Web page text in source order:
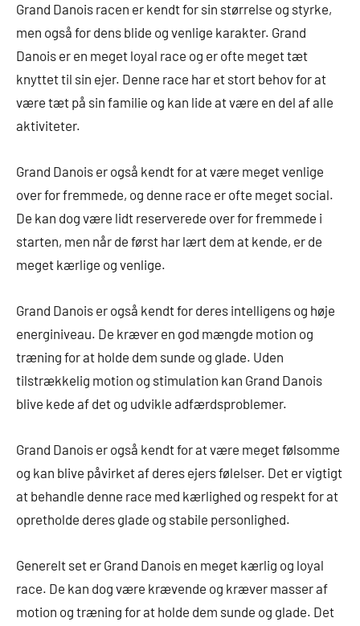
Grand Danois racen er kendt for sin størrelse og styrke,
men også for dens blide og venlige karakter. Grand
Danois er en meget loyal race og er ofte meget tæt
knyttet til sin ejer. Denne race har et stort behov for at
være tæt på sin familie og kan lide at være en del af alle
aktiviteter.
Grand Danois er også kendt for at være meget venlige
over for fremmede, og denne race er ofte meget social.
De kan dog være lidt reserverede over for fremmede i
starten, men når de først har lært dem at kende, er de
meget kærlige og venlige.
Grand Danois er også kendt for deres intelligens og høje
energiniveau. De kræver en god mængde motion og
træning for at holde dem sunde og glade. Uden
tilstrækkelig motion og stimulation kan Grand Danois
blive kede af det og udvikle adfærdsproblemer.
Grand Danois er også kendt for at være meget følsomme
og kan blive påvirket af deres ejers følelser. Det er vigtigt
at behandle denne race med kærlighed og respekt for at
opretholde deres glade og stabile personlighed.
Generelt set er Grand Danois en meget kærlig og loyal
race. De kan dog være krævende og kræver masser af
motion og træning for at holde dem sunde og glade. Det